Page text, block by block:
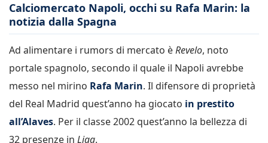
Calciomercato Napoli, occhi su Rafa Marin: la
notizia dalla Spagna
Ad alimentare i rumors di mercato èRevelo, noto
portale spagnolo, secondo il quale il Napoli avrebbe
messo nel mirino Rafa Marin. Il difensore di proprietà
del Real Madrid quest’anno ha giocato in prestito
all’Alaves. Per il classe 2002 quest’anno la bellezza di
32 presenze in Liga.